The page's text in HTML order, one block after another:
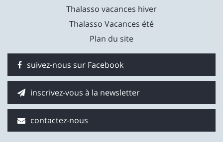
Thalasso vacances hiver
Thalasso Vacances été
Plan du site
suivez-nous sur Facebook
inscrivez-vous à la newsletter
contactez-nous